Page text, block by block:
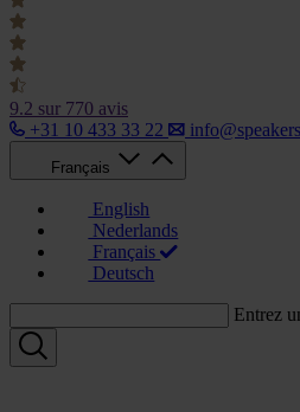
9.2 sur 770 avis
+31 10 433 33 22
Français
English
Nederlands
Français
Deutsch
Entrez